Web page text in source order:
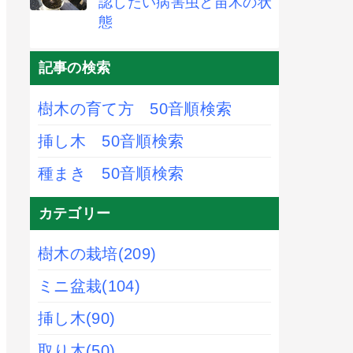
態
記事の検索
樹木の育て方 50音順検索
挿し木 50音順検索
種まき 50音順検索
カテゴリー
樹木の栽培(209)
ミニ盆栽(104)
挿し木(90)